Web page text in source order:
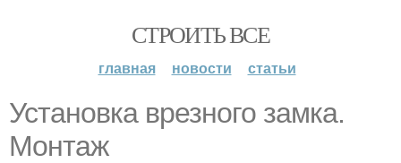
СТРОИТЬ ВСЕ
главная новости статьи
Установка врезного замка.
Монтаж